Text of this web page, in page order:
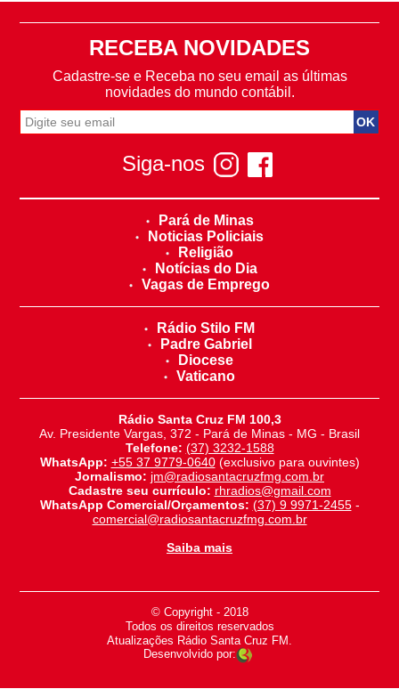
RECEBA NOVIDADES
Cadastre-se e Receba no seu email as últimas
novidades do mundo contábil.
Siga-nos
Pará de Minas
Noticias Policiais
Religião
Notícias do Dia
Vagas de Emprego
Rádio Stilo FM
Padre Gabriel
Diocese
Vaticano
Rádio Santa Cruz FM 100,3
Av. Presidente Vargas, 372 - Pará de Minas - MG - Brasil
Telefone: (37) 3232-1588
WhatsApp: +55 37 9779-0640(exclusivo para ouvintes)
Jornalismo: jm@radiosantacruzfmg.com.br
Cadastre seu currículo: rhradios@gmail.com
WhatsApp Comercial/Orçamentos: (37) 9 9971-2455-
comercial@radiosantacruzfmg.com.br
Saiba mais
© Copyright - 2018
-
Todos os direitos reservados
-
Atualizações Rádio Santa Cruz FM.
Desenvolvido por: